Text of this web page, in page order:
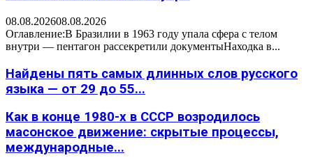
08.08.202608.08.2026
Оглавление:В Бразилии в 1963 году упала сфера с телом
внутри — пентагон рассекретили документыНаходка в...
Найдены пять самых длинных слов русского
языка — от 29 до 55...
Как в конце 1980-х в СССР возродилось
масонское движение: скрытые процессы,
международные...